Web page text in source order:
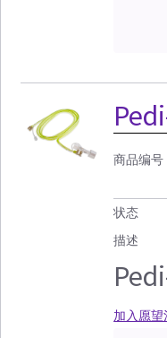
商品编号
状态
描述
加入愿望